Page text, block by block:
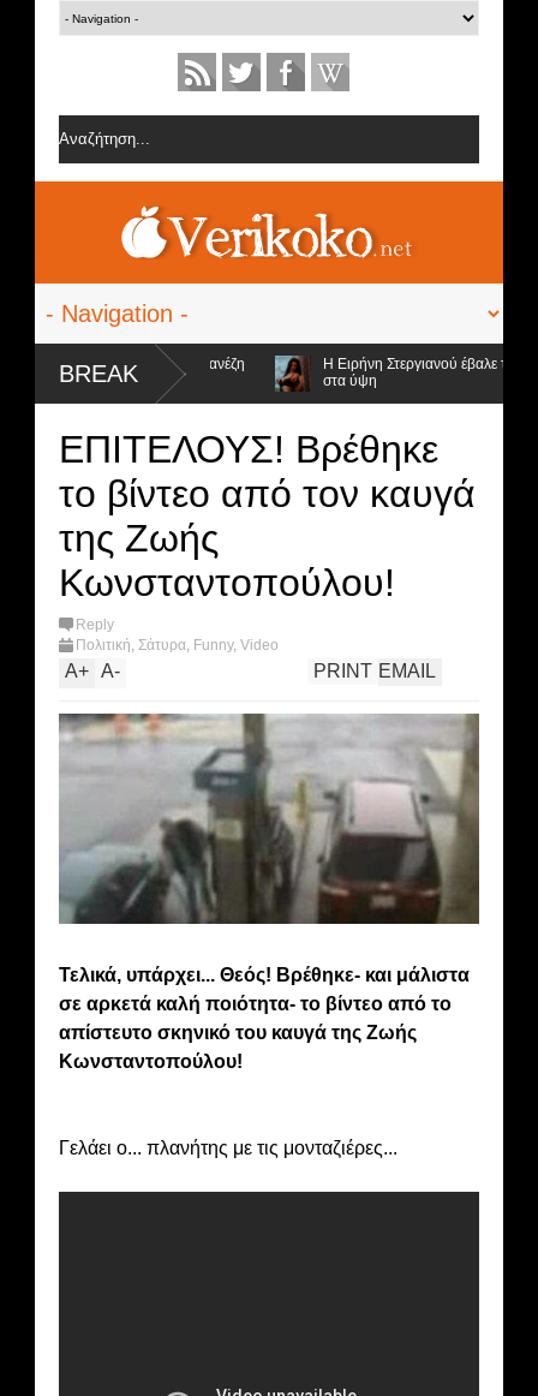
BREAK
την ομάδα της Σοφίας Δανέζη
Η Ειρήνη Στεργιανού έβαλε τα...
στα ύψη
ΕΠΙΤΕΛΟΥΣ! Βρέθηκε
το βίντεο από τον καυγά
της Ζωής
Κωνσταντοπούλου!
Reply
Πολιτική, Σάτυρα, Funny, Video
A+ A- EMAIL
PRINT
Τελικά, υπάρχει... Θεός! Βρέθηκε- και μάλιστα
σε αρκετά καλή ποιότητα- το βίντεο από το
απίστευτο σκηνικό του καυγά της Ζωής
Κωνσταντοπούλου!
Γελάει ο... πλανήτης με τις μονταζιέρες...